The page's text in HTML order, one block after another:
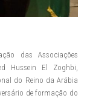
das Associações
Hussein El Zoghbi,
do Reino da Arábia
de formação do